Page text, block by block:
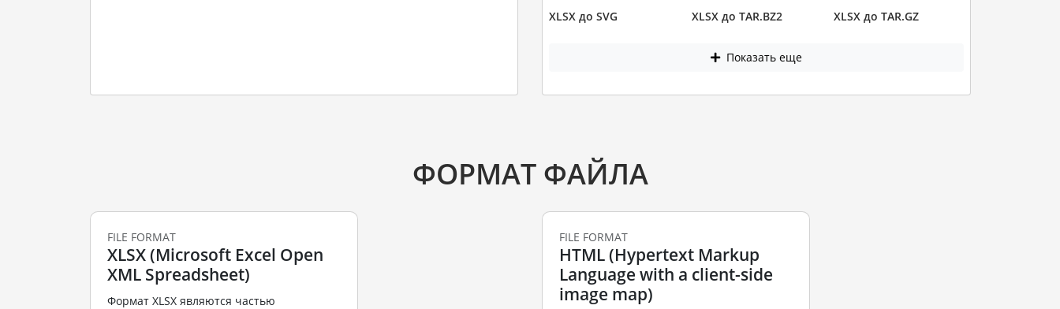
XLSX до SVG XLSX до TAR.BZ2 XLSX до TAR.GZ
Показать еще
ФОРМАТ ФАЙЛА
FILE FORMAT
XLSX (Microsoft Excel Open
XML Spreadsheet)
Формат XLSX являются частью
FILE FORMAT
HTML (Hypertext Markup
Language with a client-side
image map)